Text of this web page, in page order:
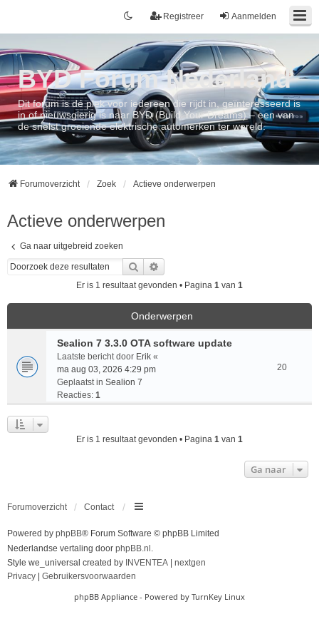
Aanmelden
Registreer
BYD Forum Nederland
Dit forum is dé plek voor iedereen die rijdt in, geïnteresseerd is
in of nieuwsgierig is naar BYD (Build Your Dreams) – een van
de snelst groeiende elektrische automerken ter wereld.
Forumoverzicht Zoek Actieve onderwerpen
Actieve onderwerpen
Ga naar uitgebreid zoeken
Zoek
Er is 1 resultaat gevonden • Pagina 1 van 1
Onderwerpen
Sealion 7 3.3.0 OTA software update
Laatste bericht door Erik «
ma aug 03, 2026 4:29 pm
Geplaatst in Sealion 7
Reacties: 1
20
Er is 1 resultaat gevonden • Pagina 1 van 1
Ga naar
Forumoverzicht Contact
Powered by phpBB® Forum Software © phpBB Limited
Nederlandse vertaling door phpBB.nl .
Style we_universal created by INVENTEA
nextgen
Privacy
Gebruikersvoorwaarden
phpBB Appliance - Powered by TurnKey Linux